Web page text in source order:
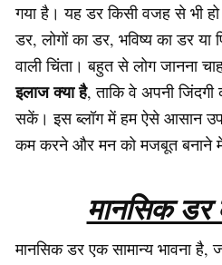
गया है। यह डर किसी वजह से भी
डर, लोगों का डर, भविष्य का डर
वाली चिंता। बहुत से लोग जानना
इलाज क्या है, ताकि वे अपनी
सकें। इस ब्लॉग में हम ऐसे आसान
कम करने और मन को मजबूत बनाने
मानसिक डर
मानसिक डर एक सामान्य भावना है,